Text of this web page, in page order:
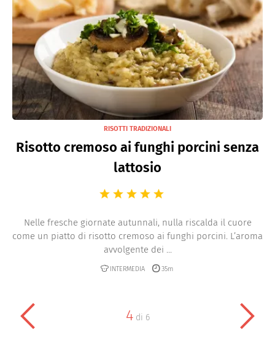
RISOTTI TRADIZIONALI
Risotto cremoso ai funghi porcini senza
lattosio
Nelle fresche giornate autunnali, nulla riscalda il cuore
come un piatto di risotto cremoso ai funghi porcini. L’aroma
avvolgente dei ...
INTERMEDIA 35m
4di 6